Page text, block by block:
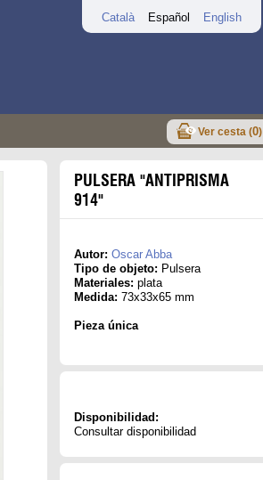
Català Español English
Ver cesta (0)
PULSERA "ANTIPRISMA
914"
Autor: Oscar Abba
Tipo de objeto: Pulsera
Materiales: plata
Medida: 73x33x65 mm
Pieza única
Disponibilidad:
Consultar disponibilidad